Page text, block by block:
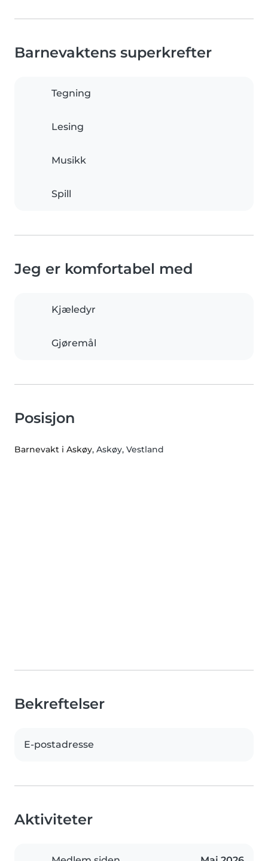
Barnevaktens superkrefter
Tegning
Lesing
Musikk
Spill
Jeg er komfortabel med
Kjæledyr
Gjøremål
Posisjon
Barnevakt i Askøy, Askøy, Vestland
Bekreftelser
E-postadresse
Aktiviteter